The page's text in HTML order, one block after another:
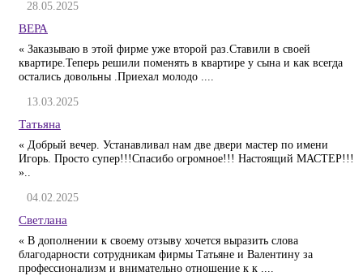
28.05.2025
ВЕРА
« Заказываю в этой фирме уже второй раз.Ставили в своей
квартире.Теперь решили поменять в квартире у сына и как всегда
остались довольны .Приехал молодо ....
13.03.2025
Татьяна
« Добрый вечер. Устанавливал нам две двери мастер по имени
Игорь. Просто супер!!!Спасибо огромное!!! Настоящий МАСТЕР!!!
»..
04.02.2025
Светлана
« В дополнении к своему отзыву хочется выразить слова
благодарности сотрудникам фирмы Татьяне и Валентину за
профессионализм и внимательно отношение к к ....